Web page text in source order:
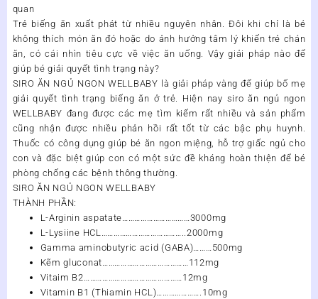
quan
Trẻ biếng ăn xuất phát từ nhiều nguyên nhân. Đôi khi chỉ là bé
không thích món ăn đó hoặc do ảnh hưởng tâm lý khiến trẻ chán
ăn, có cái nhìn tiêu cực về việc ăn uống. Vậy giải pháp nào để
giúp bé giải quyết tình trạng này?
SIRO ĂN NGỦ NGON WELLBABY là giải pháp vàng để giúp bố mẹ
giải quyết tình trạng biếng ăn ở trẻ. Hiện nay siro ăn ngủ ngon
WELLBABY đang được các mẹ tìm kiếm rất nhiều và sản phẩm
cũng nhận được nhiều phản hồi rất tốt từ các bậc phụ huynh.
Thuốc có công dụng giúp bé ăn ngon miệng, hỗ trợ giấc ngủ cho
con và đặc biệt giúp con có một sức đề kháng hoàn thiện để bé
phòng chống các bệnh thông thường.
SIRO ĂN NGỦ NGON WELLBABY
THÀNH PHẦN:
L-Arginin aspatate……………………………3000mg
L-Lysiine HCL…………………………………..2000mg
Gamma aminobutyric acid (GABA)………500mg
Kẽm gluconat……………………………………112mg
Vitaim B2…………………………………………12mg
Vitamin B1 (Thiamin HCL)………………….10mg